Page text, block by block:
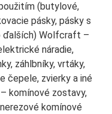
(butylové,
pásky, pásky s
ďalších) Wolfcraft –
náradie,
záhlbníky, vrtáky,
čepele, zvierky a iné
komínové zostavy,
komínové